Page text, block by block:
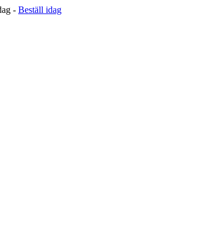
- Beställ idag